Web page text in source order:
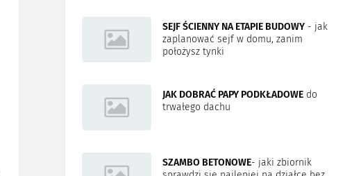
SEJF ŚCIENNY NA ETAPIE BUDOWY- jak
zaplanować sejf w domu, zanim
położysz tynki
JAK DOBRAĆ PAPY PODKŁADOWEdo
trwałego dachu
SZAMBO BETONOWE- jaki zbiornik